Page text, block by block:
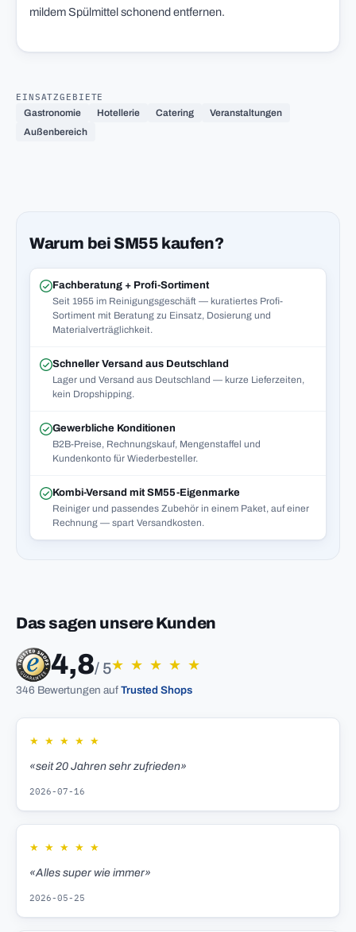
mildem Spülmittel schonend entfernen.
EINSATZGEBIETE
Gastronomie
Hotellerie Catering
Veranstaltungen
Außenbereich
Warum bei SM55 kaufen?
Fachberatung + Profi-Sortiment
Seit 1955 im Reinigungsgeschäft — kuratiertes Profi-
Sortiment mit Beratung zu Einsatz, Dosierung und
Materialverträglichkeit.
Schneller Versand aus Deutschland
Lager und Versand aus Deutschland — kurze Lieferzeiten,
kein Dropshipping.
Gewerbliche Konditionen
B2B-Preise, Rechnungskauf, Mengenstaffel und
Kundenkonto für Wiederbesteller.
Kombi-Versand mit SM55-Eigenmarke
Reiniger und passendes Zubehör in einem Paket, auf einer
Rechnung — spart Versandkosten.
Das sagen unsere Kunden
4,8/ 5★ ★ ★ ★ ★
346 Bewertungen auf Trusted Shops
★ ★ ★ ★ ★
«seit 20 Jahren sehr zufrieden»
2026-07-16
★ ★ ★ ★ ★
«Alles super wie immer»
2026-05-25